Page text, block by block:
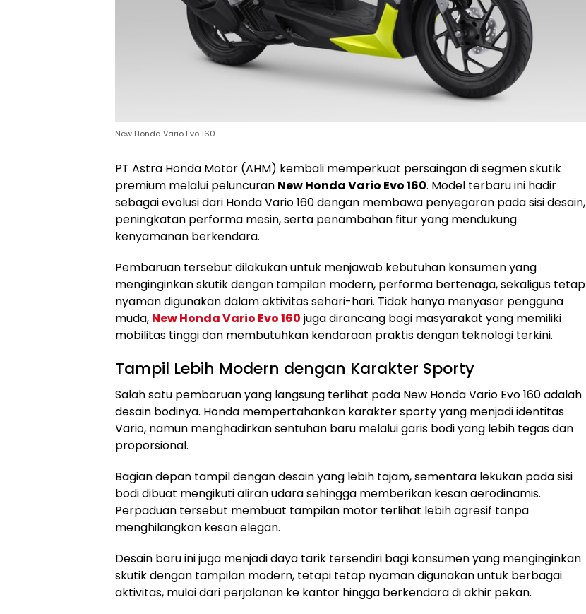
New Honda Vario Evo 160
PT Astra Honda Motor (AHM) kembali memperkuat persaingan di segmen skutik
premium melalui peluncuran New Honda Vario Evo 160. Model terbaru ini hadir
sebagai evolusi dari Honda Vario 160 dengan membawa penyegaran pada sisi desain,
peningkatan performa mesin, serta penambahan fitur yang mendukung
kenyamanan berkendara.
Pembaruan tersebut dilakukan untuk menjawab kebutuhan konsumen yang
menginginkan skutik dengan tampilan modern, performa bertenaga, sekaligus tetap
nyaman digunakan dalam aktivitas sehari-hari. Tidak hanya menyasar pengguna
muda, New Honda Vario Evo 160 juga dirancang bagi masyarakat yang memiliki
mobilitas tinggi dan membutuhkan kendaraan praktis dengan teknologi terkini.
Tampil Lebih Modern dengan Karakter Sporty
Salah satu pembaruan yang langsung terlihat pada New Honda Vario Evo 160 adalah
desain bodinya. Honda mempertahankan karakter sporty yang menjadi identitas
Vario, namun menghadirkan sentuhan baru melalui garis bodi yang lebih tegas dan
proporsional.
Bagian depan tampil dengan desain yang lebih tajam, sementara lekukan pada sisi
bodi dibuat mengikuti aliran udara sehingga memberikan kesan aerodinamis.
Perpaduan tersebut membuat tampilan motor terlihat lebih agresif tanpa
menghilangkan kesan elegan.
Desain baru ini juga menjadi daya tarik tersendiri bagi konsumen yang menginginkan
skutik dengan tampilan modern, tetapi tetap nyaman digunakan untuk berbagai
aktivitas, mulai dari perjalanan ke kantor hingga berkendara di akhir pekan.